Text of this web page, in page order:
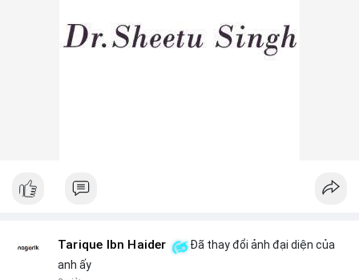
#6dot0271btc #chuyenvilanh #tichluydaihan
#btcmempool
#giaodichlon
Tarique Ibn Haider
Đã thay đổi ảnh đại diện của
anh ấy